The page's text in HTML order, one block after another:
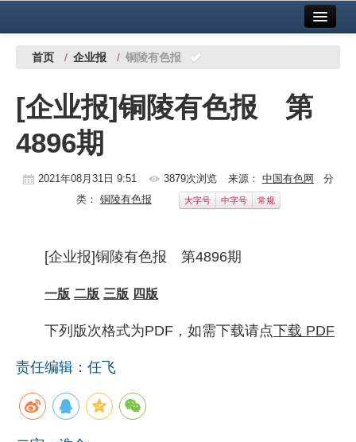
中国有色金属报社主办 广告服务
铜镍铅锌
铝
稀有稀土
企业文化
《资源再生》杂志
首页 / 企业报 / 铜陵有色报
[企业报]铜陵有色报 第
4896期
2021年08月31日 9:51 3879次浏览 来源： 中国有色网
分
类： 铜陵有色报 大字号 中字号 常规
[企业报]铜陵有色报 第4896期
一版 二版 三版 四版
下列版次格式为PDF，如需下载请点下载 PDF
责任编辑：任飞